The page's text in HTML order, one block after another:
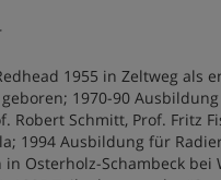
1955 in Zeltweg als
1970-90
Robert Schmitt, Prof. Fritz
1994 Ausbildung für
Osterholz-Schambeck bei